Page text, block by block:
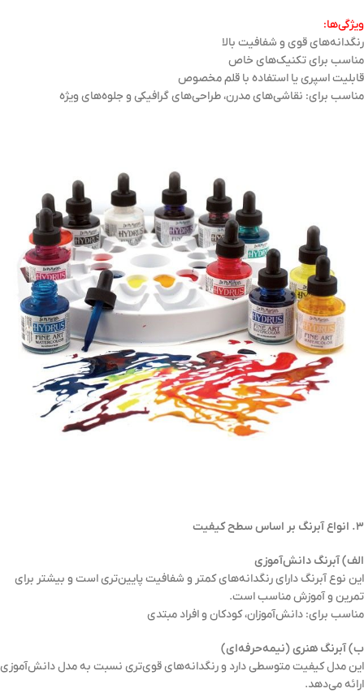
ویژگی‌ها:
رنگدانه‌های قوی و شفافیت بالا
مناسب برای تکنیک‌های خاص
قابلیت اسپری یا استفاده با قلم مخصوص
مناسب برای: نقاشی‌های مدرن، طراحی‌های گرافیکی و جلوه‌های ویژه
۳. انواع آبرنگ بر اساس سطح کیفیت
الف) آبرنگ دانش‌آموزی
این نوع آبرنگ دارای رنگدانه‌های کمتر و شفافیت پایین‌تری است و بیشتر برای
تمرین و آموزش مناسب است.
مناسب برای: دانش‌آموزان، کودکان و افراد مبتدی
ب) آبرنگ هنری (نیمه‌حرفه‌ای)
این مدل کیفیت متوسطی دارد و رنگدانه‌های قوی‌تری نسبت به مدل دانش‌آموزی
ارائه می‌دهد.